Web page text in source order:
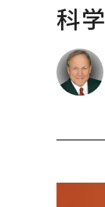
科学